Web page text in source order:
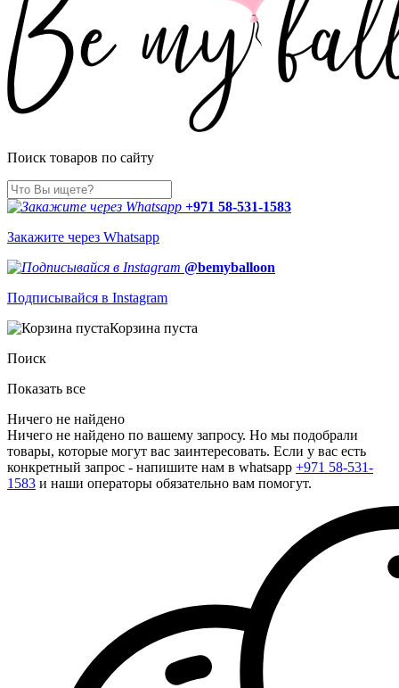
Поиск товаров по сайту
+971 58-531-1583
Закажите через Whatsapp
@bemyballoon
Подписывайся в Instagram
Корзина пуста
Поиск
Показать все
Ничего не найдено
Ничего не найдено по вашему запросу. Но мы подобрали
товары, которые могут вас заинтересовать. Если у вас есть
конкретный запрос - напишите нам в whatsapp +971 58-531-
1583 и наши операторы обязательно вам помогут.